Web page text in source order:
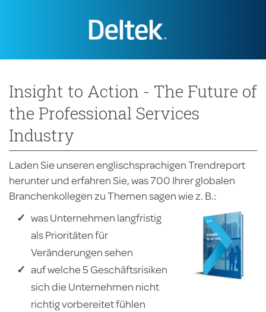
Insight to Action - The Future of
the Professional Services
Industry
Laden Sie unseren englischsprachigen Trendreport
herunter und erfahren Sie, was 700 Ihrer globalen
Branchenkollegen zu Themen sagen wie z. B.:
was Unternehmen langfristig
als Prioritäten für
Veränderungen sehen
auf welche 5 Geschäftsrisiken
sich die Unternehmen nicht
richtig vorbereitet fühlen